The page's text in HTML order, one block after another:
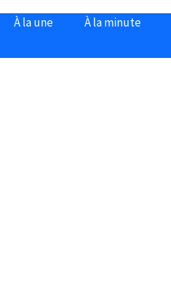
À la une À la minute